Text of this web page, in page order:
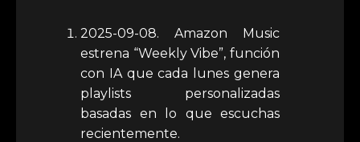
2025-09-08. Amazon Music
estrena “Weekly Vibe”, función
con IA que cada lunes genera
playlists personalizadas
basadas en lo que escuchas
recientemente.